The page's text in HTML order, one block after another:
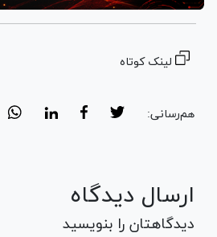
لینک کوتاه
هم‌رسانی:
ارسال دیدگاه
دیدگاهتان را بنویسید